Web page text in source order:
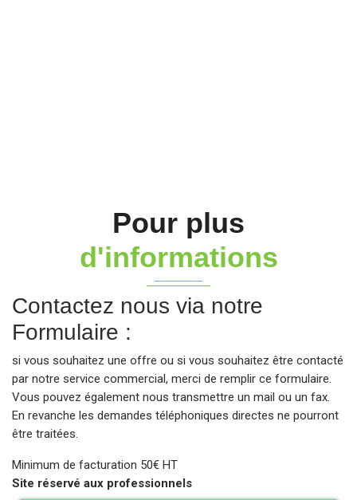
Pour plus
d'informations
Contactez nous via notre
Formulaire :
si vous souhaitez une offre ou si vous souhaitez être contacté
par notre service commercial, merci de remplir ce formulaire.
Vous pouvez également nous transmettre un mail ou un fax.
En revanche les demandes téléphoniques directes ne pourront
être traitées.
Minimum de facturation 50€ HT
Site réservé aux professionnels